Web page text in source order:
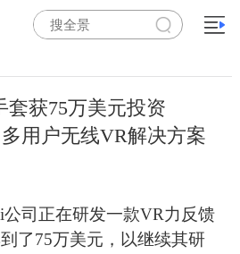
获75万美元投资
用户无线VR解决方案
司正在研发一款VR力反馈
了75万美元，以继续其研